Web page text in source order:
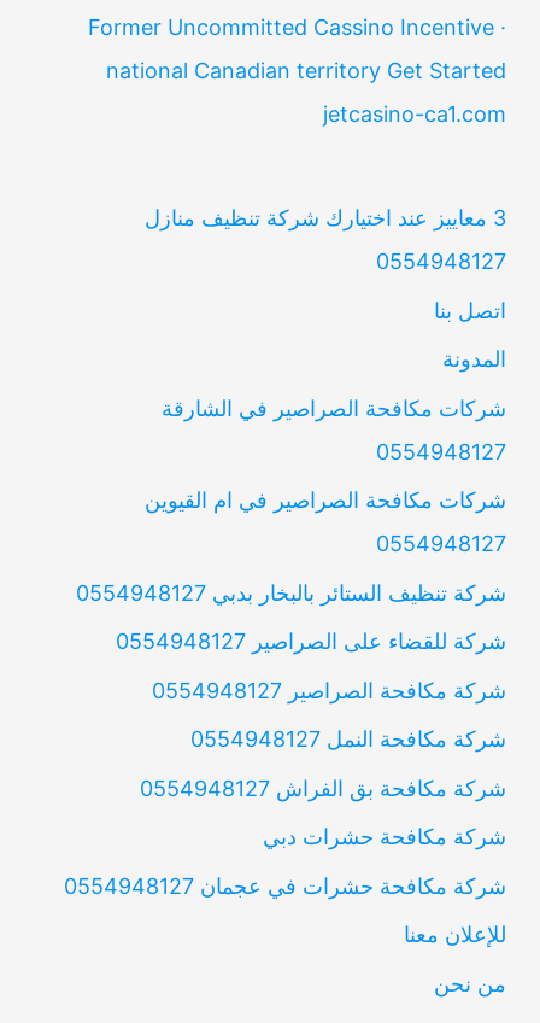
Former Uncommitted Cassino Incentive ·
national Canadian territory Get Started
jetcasino-ca1.com
3 معاييز عند اختيارك شركة تنظيف منازل
0554948127
اتصل بنا
المدونة
شركات مكافحة الصراصير في الشارقة
0554948127
شركات مكافحة الصراصير في ام القيوين
0554948127
شركة تنظيف الستائر بالبخار بدبي 0554948127
شركة للقضاء على الصراصير 0554948127
شركة مكافحة الصراصير 0554948127
شركة مكافحة النمل 0554948127
شركة مكافحة بق الفراش 0554948127
شركة مكافحة حشرات دبي
شركة مكافحة حشرات في عجمان 0554948127
للإعلان معنا
من نحن